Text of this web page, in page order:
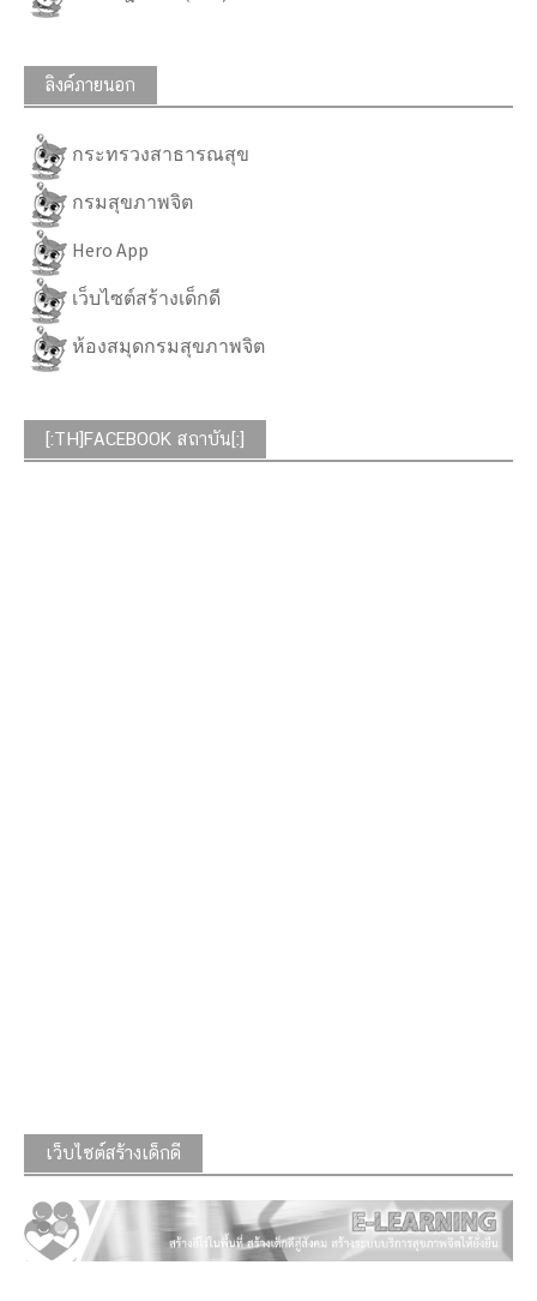
ลิงค์ภายนอก
กระทรวงสาธารณสุข
กรมสุขภาพจิต
Hero App
เว็บไซต์สร้างเด็กดี
ห้องสมุดกรมสุขภาพจิต
[:TH]FACEBOOK สถาบัน[:]
เว็บไซต์สร้างเด็กดี